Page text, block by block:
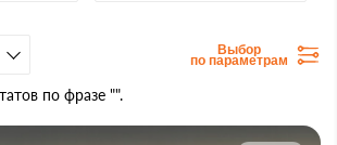
Выбор
по параметрам
по фразе "".